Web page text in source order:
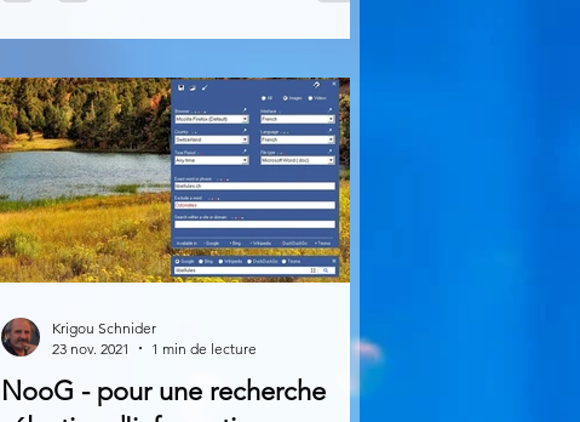
NooG - pour une recherche
Krigou Schnider
23 nov. 2021
1 min de lecture